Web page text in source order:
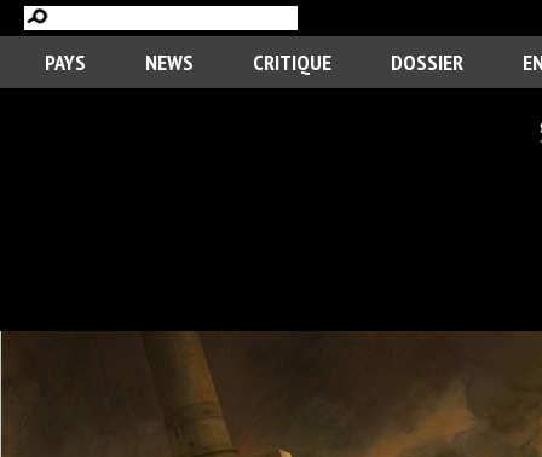
PAYS NEWS CRITIQUE DOSSIER